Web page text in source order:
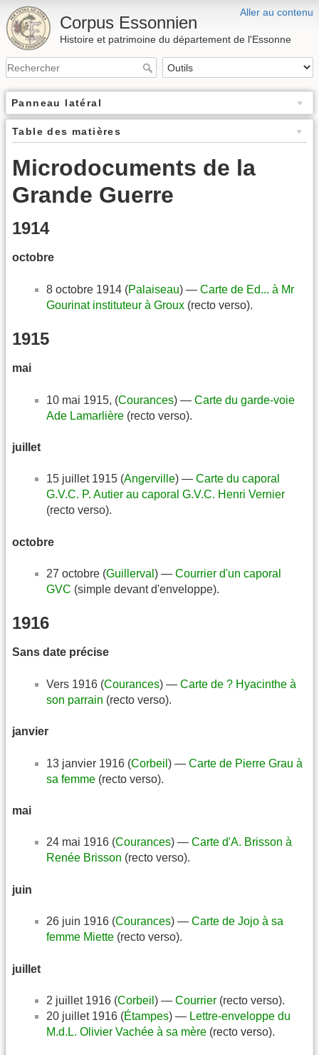
Aller au contenu
Corpus Essonnien
Histoire et patrimoine du département de l'Essonne
Panneau latéral
Table des matières
Microdocuments de la
Grande Guerre
1914
octobre
8 octobre 1914 (Palaiseau) — Carte de Ed... à Mr
Gourinat instituteur à Groux (recto verso).
1915
mai
10 mai 1915, (Courances) — Carte du garde-voie
Ade Lamarlière (recto verso).
juillet
15 juillet 1915 (Angerville) — Carte du caporal
G.V.C. P. Autier au caporal G.V.C. Henri Vernier
(recto verso).
octobre
27 octobre (Guillerval ) — Courrier d'un caporal
GVC (simple devant d'enveloppe).
1916
Sans date précise
Vers 1916 (Courances) — Carte de ? Hyacinthe à
son parrain (recto verso).
janvier
13 janvier 1916 (Corbeil ) — Carte de Pierre Grau à
sa femme (recto verso).
mai
24 mai 1916 (Courances) — Carte d'A. Brisson à
Renée Brisson (recto verso).
juin
26 juin 1916 (Courances) — Carte de Jojo à sa
femme Miette (recto verso).
juillet
2 juillet 1916 (Corbeil ) — Courrier (recto verso).
20 juillet 1916 (Étampes) — Lettre-enveloppe du
M.d.L. Olivier Vachée à sa mère (recto verso).